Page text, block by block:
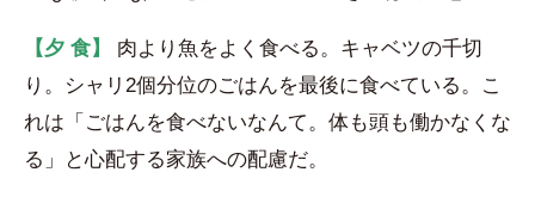
【夕 食】
肉より魚をよく食べる。キャベツの千切
り。シャリ2個分位のごはんを最後に食べている。こ
れは「ごはんを食べないなんて。体も頭も働かなくな
る」と心配する家族への配慮だ。